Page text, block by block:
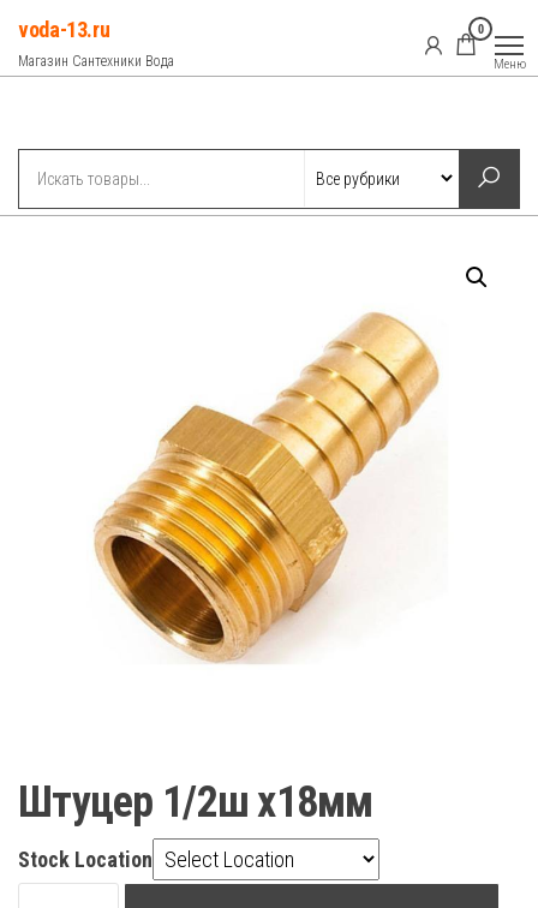
Перейти
содержимому
voda-13.ru
Магазин Сантехники Вода
0
Меню
Штуцер 1/2ш х18мм
Stock Location